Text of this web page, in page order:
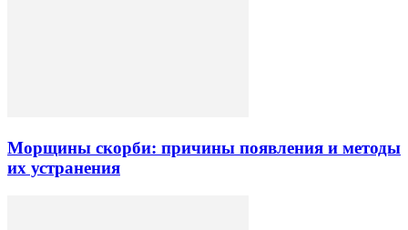
Морщины скорби: причины появления и методы
их устранения